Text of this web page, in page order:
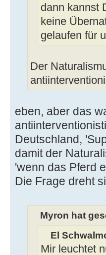
dann kannst
keine
gelaufen für
Der
eben, aber das
Deutschland,
damit der
'wenn das Pferd
Die Frage dreht
Myron hat
El
Mir leuchtet